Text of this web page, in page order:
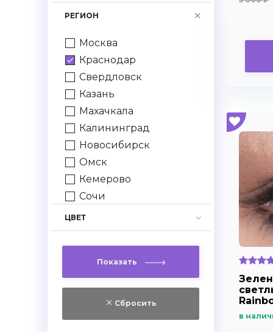
в
-7,75
-8.0
-8.5
-9.0
-9.5
-10.0
+1.0
+1.5
+2.0
+2.5
+3.0
+3.5
+4.0
+4.5
+5.5
РЕГИОН
Москва
Краснодар
Свердловск
Казань
Махачкала
Калининград
Новосибирск
Омск
Кемерово
Сочи
Нижний Новгород
Грозный
Спб
Ростов
Самара
Красноярск
ЦВЕТ
Показать
Сбросить